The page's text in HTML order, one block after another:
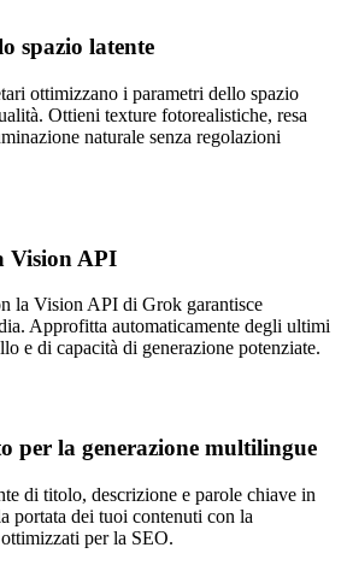
spazio latente
ottimizzano i parametri dello spazio
Ottieni texture fotorealistiche, resa
naturale senza regolazioni
Vision API
la Vision API di Grok garantisce
Approfitta automaticamente degli ultimi
e di capacità di generazione potenziate.
per la generazione multilingue
di titolo, descrizione e parole chiave in
portata dei tuoi contenuti con la
per la SEO.